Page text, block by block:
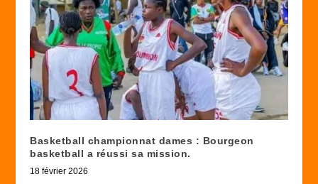
Basketball championnat dames : Bourgeon
basketball a réussi sa mission.
18 février 2026